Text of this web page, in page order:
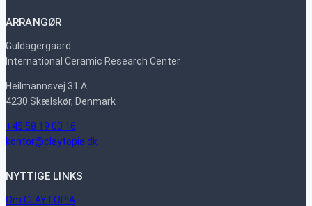
ARRANGØR
Guldagergaard
International Ceramic Research Center
Heilmannsvej 31 A
4230 Skælskør, Denmark
+45 58 19 00 16
kontor@claytopia.dk
NYTTIGE LINKS
Om CLAYTOPIA